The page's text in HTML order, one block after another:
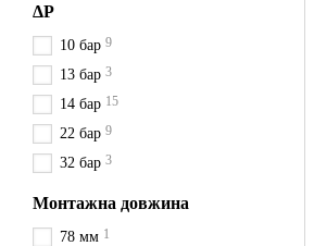
ΔP
10 бар 9
13 бар 3
14 бар 15
22 бар 9
32 бар 3
Монтажна довжина
78 мм 1